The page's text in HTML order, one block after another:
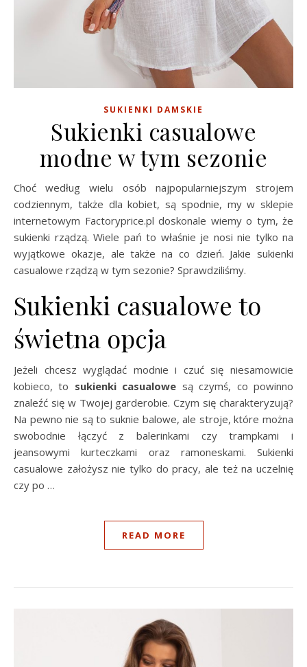
SUKIENKI DAMSKIE
Sukienki casualowe
modne w tym sezonie
Choć według wielu osób najpopularniejszym strojem
codziennym, także dla kobiet, są spodnie, my w sklepie
internetowym Factoryprice.pl doskonale wiemy o tym, że
sukienki rządzą. Wiele pań to właśnie je nosi nie tylko na
wyjątkowe okazje, ale także na co dzień. Jakie sukienki
casualowe rządzą w tym sezonie? Sprawdziliśmy.
Sukienki casualowe to
świetna opcja
Jeżeli chcesz wyglądać modnie i czuć się niesamowicie
kobieco, to sukienki casualowe są czymś, co powinno
znaleźć się w Twojej garderobie. Czym się charakteryzują?
Na pewno nie są to suknie balowe, ale stroje, które można
swobodnie łączyć z balerinkami czy trampkami i
jeansowymi kurteczkami oraz ramoneskami. Sukienki
casualowe założysz nie tylko do pracy, ale też na uczelnię
czy po …
READ MORE